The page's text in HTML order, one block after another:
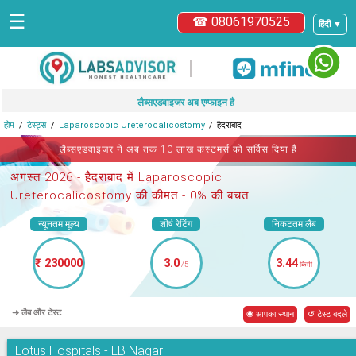
हिंदी ▼
☎ 08061970525
☰
|
लैब्सएडवाइजर अब एम्फाइन है
होम टेस्ट्स Laparoscopic Ureterocalicostomy हैदराबाद
लैब्सएडवाइजर ने अब तक 10 लाख कस्टमर्स को सर्विस दिया है
अगस्त 2026 -हैदराबाद में Laparoscopic
Ureterocalicostomy की कीमत - 0% की बचत
न्यूनतम मूल्य
₹ 230000
शीर्ष रेटिंग
3.0/5
निकटतम लैब
3.44किमी
➜ लैब और टेस्ट ◉ आपका स्थान ↺ टेस्ट बदले
Lotus Hospitals - LB Nagar